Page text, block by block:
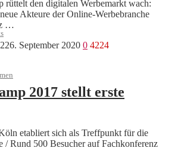
rüttelt den digitalen Werbemarkt wach:
Akteure der Online-Werbebranche
…
26. September 2020 0 4224
2017 stellt erste
etabliert sich als Treffpunkt für die
/ Rund 500 Besucher auf Fachkonferenz